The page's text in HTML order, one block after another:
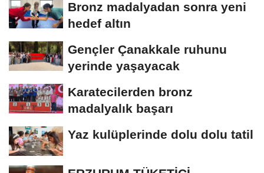
Bronz madalyadan sonra yeni
hedef altın
Gençler Çanakkale ruhunu
yerinde yaşayacak
Karatecilerden bronz
madalyalık başarı
Yaz kulüplerinde dolu dolu tatil